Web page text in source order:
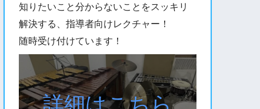
知りたいこと分からないことをスッキリ
解決する、指導者向けレクチャー！
随時受け付けています！
詳細はこちら